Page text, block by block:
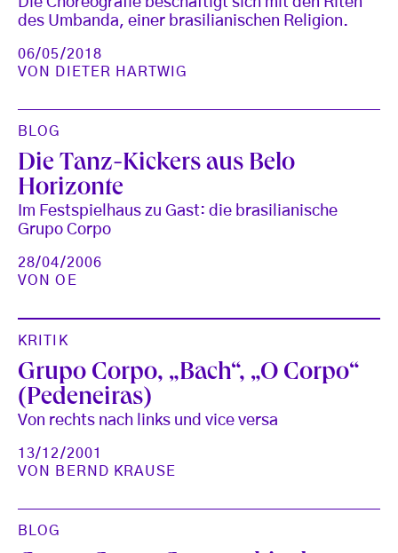
des Umbanda, einer brasilianischen Religion.
06/05/2018
VON
DIETER HARTWIG
BLOG
Die Tanz-Kickers aus Belo
Horizonte
Im Festspielhaus zu Gast: die brasilianische
Grupo Corpo
28/04/2006
VONOE
KRITIK
Grupo Corpo, „Bach“, „O Corpo“
(Pedeneiras)
Von rechts nach links und vice versa
13/12/2001
VON
BERND KRAUSE
BLOG